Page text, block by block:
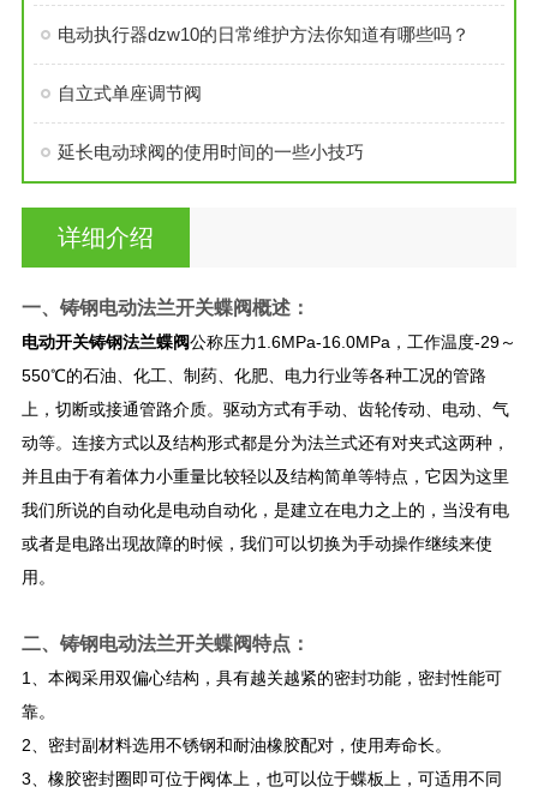
电动执行器dzw10的日常维护方法你知道有哪些吗？
自立式单座调节阀
延长电动球阀的使用时间的一些小技巧
详细介绍
一、 铸钢电动法兰开关蝶阀概述：
电动开关铸钢法兰蝶阀公称压力1.6MPa-16.0MPa，工作温度-29～
550℃的石油、化工、制药、化肥、电力行业等各种工况的管路
上，切断或接通管路介质。驱动方式有手动、齿轮传动、电动、气
动等。 连接方式以及结构形式都是分为法兰式还有对夹式这两种，
并且由于有着体力小重量比较轻以及结构简单等特点，它因为这里
我们所说的自动化是电动自动化，是建立在电力之上的，当没有电
或者是电路出现故障的时候，我们可以切换为手动操作继续来使
用。
二、 铸钢电动法兰开关蝶阀特点：
1、本阀采用双偏心结构，具有越关越紧的密封功能，密封性能可
靠。
2、密封副材料选用不锈钢和耐油橡胶配对，使用寿命长。
3、橡胶密封圈即可位于阀体上，也可以位于蝶板上，可适用不同